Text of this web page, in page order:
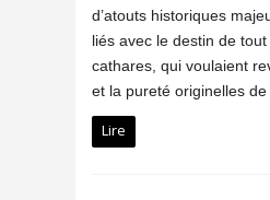
d’atouts historiques
liés avec le destin de
cathares, qui voulaient
et la pureté originelles de
Lire